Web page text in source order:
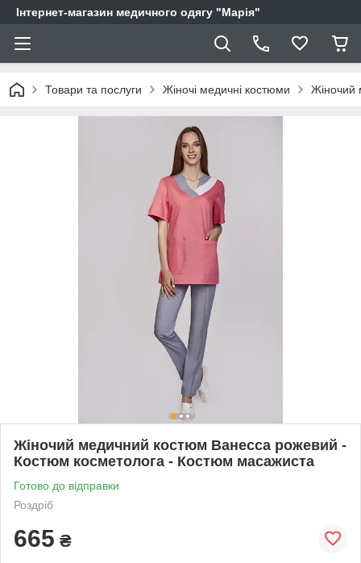
Інтернет-магазин медичного одягу "Марія"
Товари та послуги Жіночі медичні костюми Жіночий
Жіночий медичний костюм Ванесса рожевий -
Костюм косметолога - Костюм масажиста
Готово до відправки
Роздріб
665 ₴